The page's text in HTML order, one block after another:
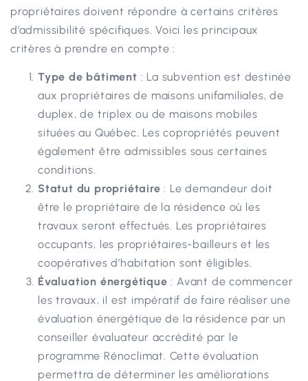
propriétaires doivent répondre à certains critères
d’admissibilité spécifiques. Voici les principaux
critères à prendre en compte :
Type de bâtiment : La subvention est destinée
aux propriétaires de maisons unifamiliales, de
duplex, de triplex ou de maisons mobiles
situées au Québec. Les copropriétés peuvent
également être admissibles sous certaines
conditions.
Statut du propriétaire : Le demandeur doit
être le propriétaire de la résidence où les
travaux seront effectués. Les propriétaires
occupants, les propriétaires-bailleurs et les
coopératives d’habitation sont éligibles.
Évaluation énergétique : Avant de commencer
les travaux, il est impératif de faire réaliser une
évaluation énergétique de la résidence par un
conseiller évaluateur accrédité par le
programme Rénoclimat. Cette évaluation
permettra de déterminer les améliorations